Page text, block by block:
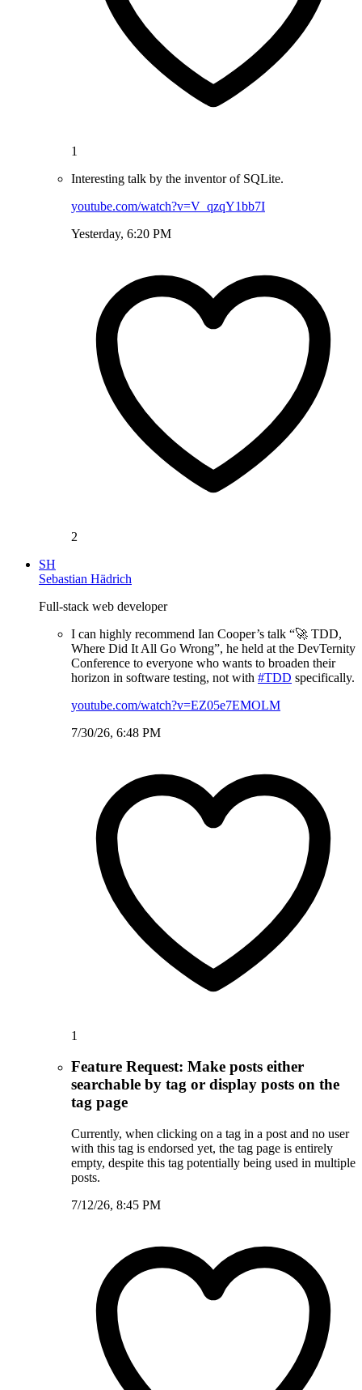
1
Interesting talk by the inventor of SQLite.
youtube.com/watch?v=V_qzqY1bb7I
Yesterday, 6:20 PM
2
SH
Sebastian Hädrich
Full-stack web developer
I can highly recommend Ian Cooper’s talk “🚀 TDD,
Where Did It All Go Wrong”, he held at the DevTernity
Conference to everyone who wants to broaden their
horizon in software testing, not with #TDD specifically.
youtube.com/watch?v=EZ05e7EMOLM
7/30/26, 6:48 PM
1
Feature Request: Make posts either
searchable by tag or display posts on the
tag page
Currently, when clicking on a tag in a post and no user
with this tag is endorsed yet, the tag page is entirely
empty, despite this tag potentially being used in multiple
posts.
7/12/26, 8:45 PM